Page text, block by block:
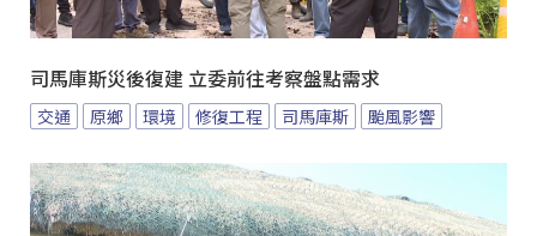
司馬庫斯災後復建 立委前往考察盤點需求
交通 原鄉 環境 修復工程 司馬庫斯 颱風影響